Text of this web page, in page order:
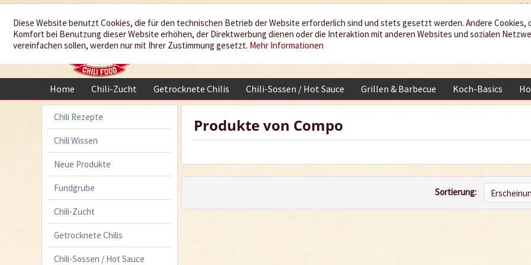
Wir würzen
Ihr Leben
Home Chili-Zucht Getrocknete Chilis Chili-Sossen / Hot Sauce Grillen & Barbecue Koch-Basics
Chili Rezepte
Chili Wissen
Neue Produkte
Fundgrube
Chili-Zucht
Getrocknete Chilis
Chili-Sossen / Hot Sauce
Produkte von Compo
Sortierung:
Diese Website benutzt Cookies, die für den technischen Betrieb der Website erforderlich sind und stets gesetzt werden. Andere Cookies,
Komfort bei Benutzung dieser Website erhöhen, der Direktwerbung dienen oder die Interaktion mit anderen Websites und sozialen
vereinfachen sollen, werden nur mit Ihrer Zustimmung gesetzt. Mehr Informationen